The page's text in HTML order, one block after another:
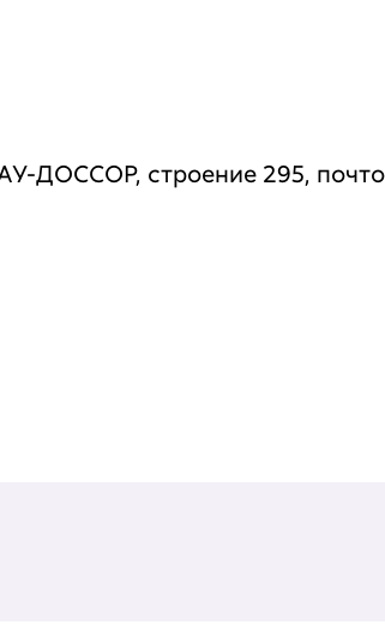
строение 295,